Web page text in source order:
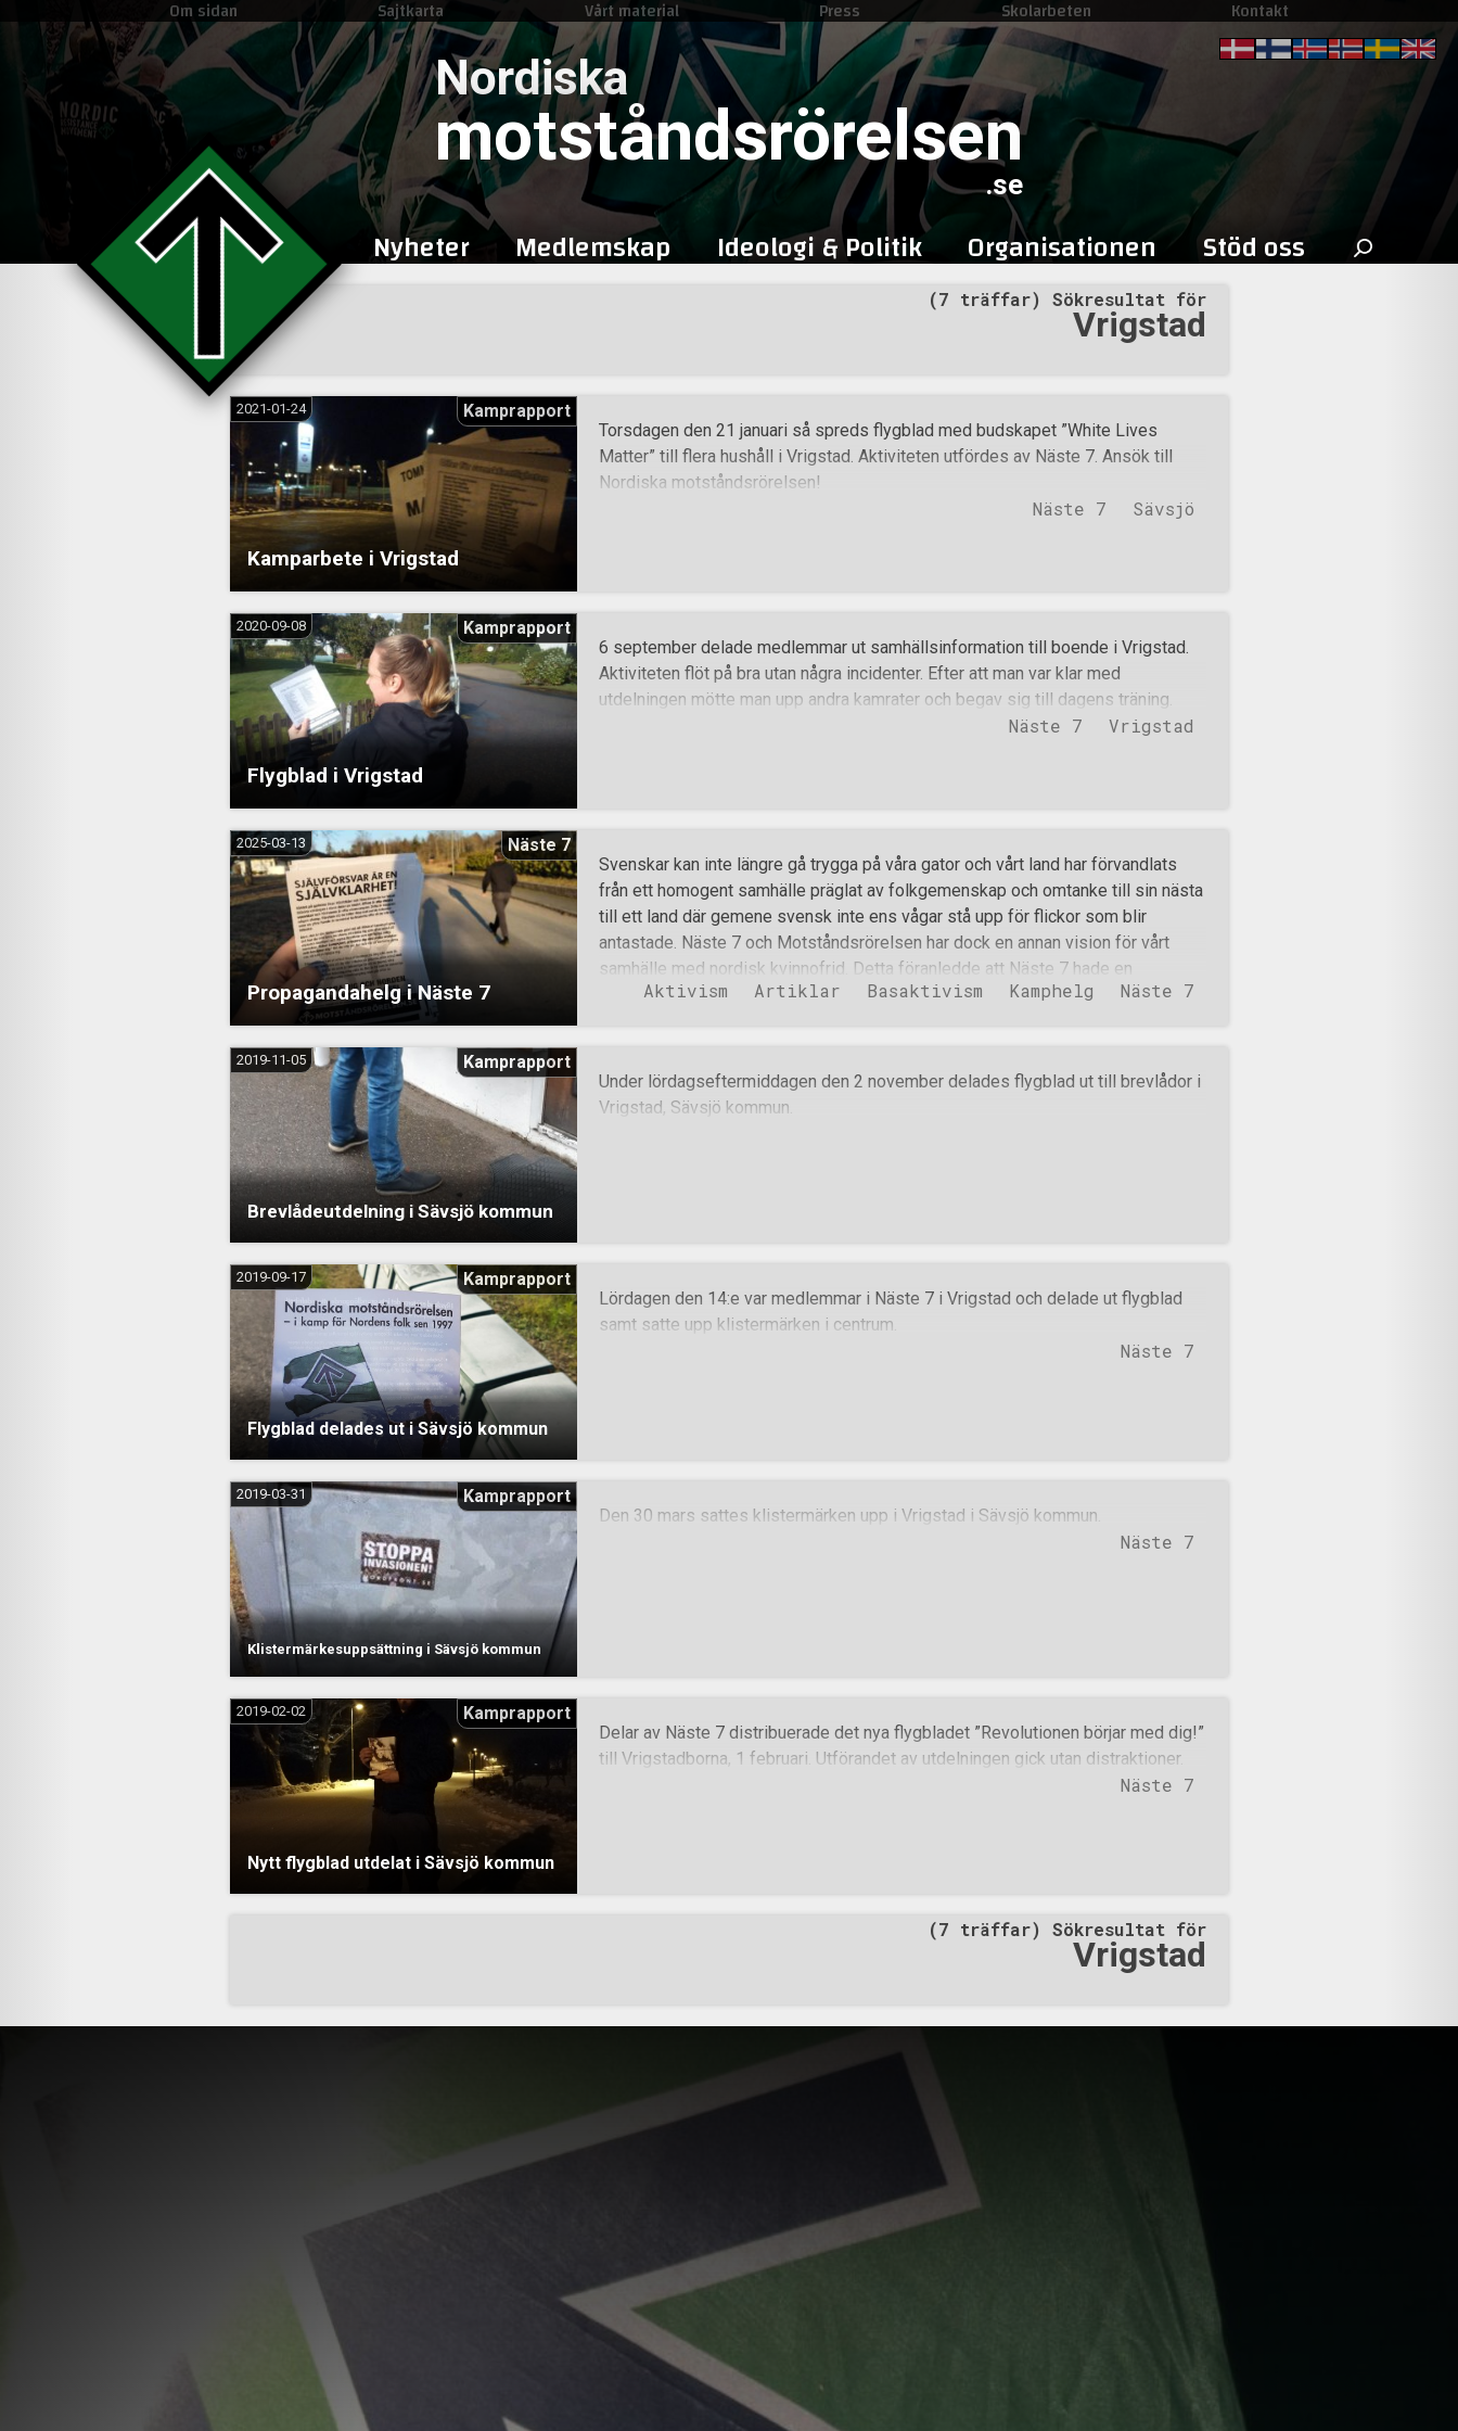
to
content
Om sidan Sajtkarta Vårt material Press Skolarbeten Kontakt
Nordiska
motståndsrörelsen
.se
Nyheter Medlemskap Ideologi & Politik Organisationen Stöd oss Sök
efter:
(7 träffar) Sökresultat för
Vrigstad
Kamparbete i Vrigstad
2021-01-24
Kamprapport
Torsdagen den 21 januari så spreds flygblad med budskapet ”White Lives
Matter” till flera hushåll i Vrigstad. Aktiviteten utfördes av Näste 7. Ansök till
Nordiska motståndsrörelsen!
Näste 7 Sävsjö
Flygblad i Vrigstad
2020-09-08
Kamprapport
6 september delade medlemmar ut samhällsinformation till boende i Vrigstad.
Aktiviteten flöt på bra utan några incidenter. Efter att man var klar med
utdelningen mötte man upp andra kamrater och begav sig till dagens träning.
Näste 7 Vrigstad
Propagandahelg i Näste 7
2025-03-13
Näste 7
Svenskar kan inte längre gå trygga på våra gator och vårt land har förvandlats
från ett homogent samhälle präglat av folkgemenskap och omtanke till sin nästa
till ett land där gemene svensk inte ens vågar stå upp för flickor som blir
antastade. Näste 7 och Motståndsrörelsen har dock en annan vision för vårt
samhälle med nordisk kvinnofrid. Detta föranledde att Näste 7 hade en
kamphelg där de täckte de tre länen som finns inom nästets gränser.
Virserum, Hultsfred kommun. Gränna, Jönköping kommun. Tenhult, Jönköping
kommun. Anneberg, Nässjö kommun. Bodafors, Nässjö kommun. Vrigstad,
Aktivism Artiklar Basaktivism Kamphelg Näste 7
Brevlådeutdelning i Sävsjö kommun
2019-11-05
Kamprapport
Under lördagseftermiddagen den 2 november delades flygblad ut till brevlådor i
Vrigstad, Sävsjö kommun.
Flygblad delades ut i Sävsjö kommun
2019-09-17
Kamprapport
Lördagen den 14:e var medlemmar i Näste 7 i Vrigstad och delade ut flygblad
samt satte upp klistermärken i centrum.
Näste 7
Klistermärkesuppsättning i Sävsjö kommun
2019-03-31
Kamprapport
Den 30 mars sattes klistermärken upp i Vrigstad i Sävsjö kommun.
Näste 7
Nytt flygblad utdelat i Sävsjö kommun
2019-02-02
Kamprapport
Delar av Näste 7 distribuerade det nya flygbladet ”Revolutionen börjar med dig!”
till Vrigstadborna, 1 februari. Utförandet av utdelningen gick utan distraktioner.
Näste 7
(7 träffar) Sökresultat för
Vrigstad